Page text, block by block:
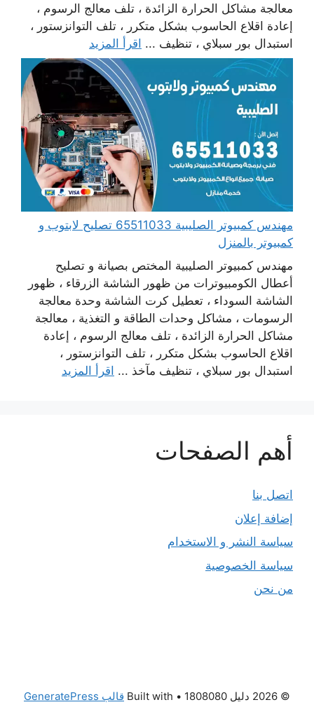
معالجة مشاكل الحرارة الزائدة ، تلف معالج الرسوم ،
إعادة اقلاع الحاسوب بشكل متكرر ، تلف التوانزستور ،
استبدال بور سبلاي ، تنظيف ... اقرأ المزيد
مهندس كمبيوتر الصليبية 65511033 تصليح لابتوب و
كمبيوتر بالمنزل
مهندس كمبيوتر الصليبية المختص بصيانة و تصليح
أعطال الكومبيوترات من ظهور الشاشة الزرقاء ، ظهور
الشاشة السوداء ، تعطيل كرت الشاشة وحدة معالجة
الرسومات ، مشاكل وحدات الطاقة و التغذية ، معالجة
مشاكل الحرارة الزائدة ، تلف معالج الرسوم ، إعادة
اقلاع الحاسوب بشكل متكرر ، تلف التوانزستور ،
استبدال بور سبلاي ، تنظيف مآخذ ... اقرأ المزيد
أهم الصفحات
اتصل بنا
إضافة إعلان
سياسة النشر و الاستخدام
سياسة الخصوصية
من نحن
© 2026 دليل 1808080 • Built with قالب GeneratePress